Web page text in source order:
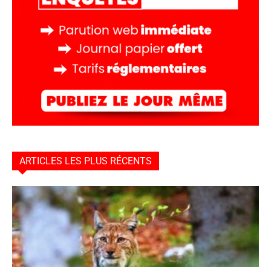
ARTICLES LES PLUS RÉCENTS